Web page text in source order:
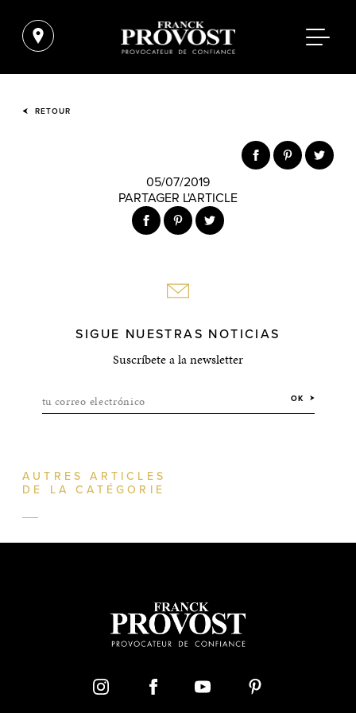
RETOUR
05/07/2019
PARTAGER L'ARTICLE
SIGUE NUESTRAS NOTICIAS
Suscríbete a la newsletter
tu correo electrónico OK
AUTRES ARTICLES
DE LA CATÉGORIE